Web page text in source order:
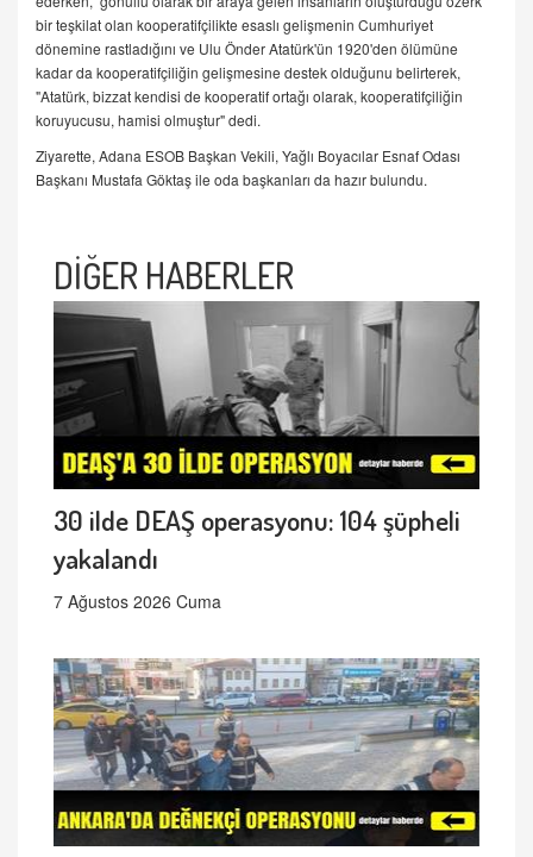
bir teşkilat olan kooperatifçilikte esaslı gelişmenin Cumhuriyet
dönemine rastladığını ve Ulu Önder Atatürk'ün 1920'den ölümüne
kadar da kooperatifçiliğin gelişmesine destek olduğunu belirterek,
"Atatürk, bizzat kendisi de kooperatif ortağı olarak, kooperatifçiliğin
koruyucusu, hamisi olmuştur" dedi.
Ziyarette, Adana ESOB Başkan Vekili, Yağlı Boyacılar Esnaf Odası
Başkanı Mustafa Göktaş ile oda başkanları da hazır bulundu.
DİĞER HABERLER
30 ilde DEAŞ operasyonu: 104 şüpheli
yakalandı
7 Ağustos 2026 Cuma